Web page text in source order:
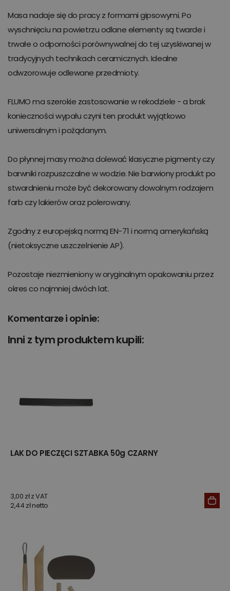
Masa nadaje się do pracy z formami gipsowymi. Po
wyschnięciu na powietrzu odlane elementy są twarde i
trwałe o odporności porównywalnej do tej uzyskiwanej w
tradycyjnych technikach ceramicznych. Idealne
odwzorowuje odlewane przedmioty.
FLUMO ma szerokie zastosowanie w rekodziele - a brak
konieczności wypału czyni ten produkt wyjątkowo
uniwersalnym i pożądanym.
Do płynnej masy można dolewać klasyczne pigmenty czy
barwniki rozpuszczalne w wodzie. Nie barwiony produkt po
stwardnieniu może być dekorowany dowolnym rodzajem
farb czy lakierów oraz polerowany.
Zgodny z europejską normą EN-71 i normą amerykańską
(nietoksyczne uszczelnienie AP).
Pozostaje niezmieniony w oryginalnym opakowaniu przez
okres co najmniej dwóch lat.
Komentarze i opinie:
Inni z tym produktem kupili:
LAK DO PIECZĘCI SZTABKA 50g CZARNY
3,00 zł z VAT
2,44 zł netto